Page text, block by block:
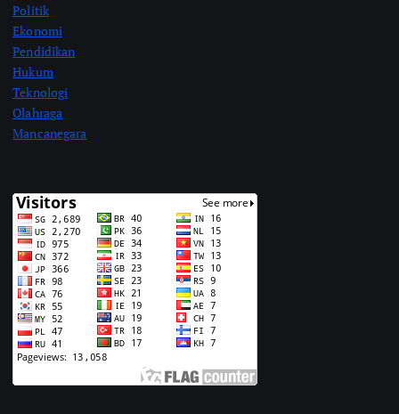
Politik
Ekonomi
Pendidikan
Hukum
Teknologi
Olahraga
Mancanegara